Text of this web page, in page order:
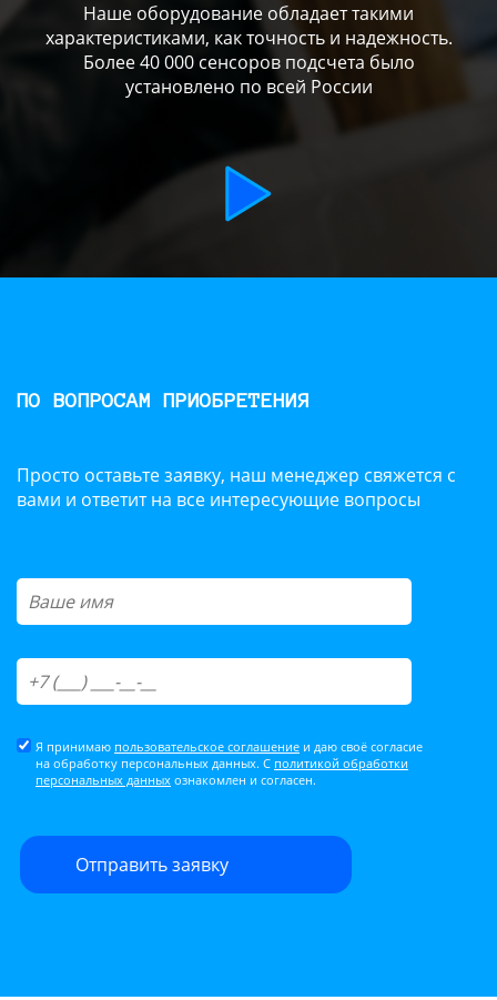
Наше оборудование обладает такими
характеристиками, как точность и надежность.
Более 40 000 сенсоров подсчета было
установлено по всей России
ПО ВОПРОСАМ ПРИОБРЕТЕНИЯ
Просто оставьте заявку, наш менеджер свяжется с
вами и ответит на все интересующие вопросы
Я принимаю пользовательское соглашение и даю своё согласие
на обработку персональных данных. С политикой обработки
персональных данных ознакомлен и согласен.